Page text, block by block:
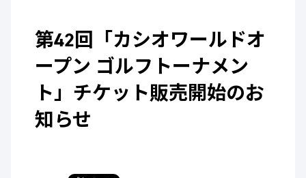
第42回「カシオワールドオ
ープン ゴルフトーナメン
ト」チケット販売開始のお
知らせ